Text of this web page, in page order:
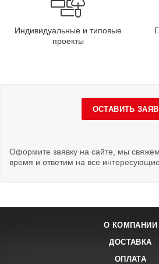
Индивидуальные и типовые
проекты
ОСТАВИТЬ
Оформите заявку на сайте, мы
время и ответим на все
О КОМПАНИИ
ДОСТАВКА
ОПЛАТА